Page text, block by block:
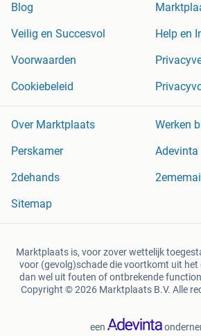
Blog
Veilig en Succesvol
Help en
Voorwaarden
Cookiebeleid
Over Marktplaats
Werken
Perskamer
Adevinta
2dehands
Sitemap
Marktplaats is, voor zover wettelijk
voor (gevolg)schade die voortkomt uit het
dan wel uit fouten of ontbrekende
Copyright © 2026 Marktplaats B.V. Alle
een